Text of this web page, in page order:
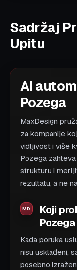
Sadržaj
Upitu
AI
Pozega
MaxDesign
za kompanije
vidljivost i više
Pozega
strukturu i
rezultatu, a ne
Koji
Pozega
Kada poruka
nisu usklađeni,
posebno